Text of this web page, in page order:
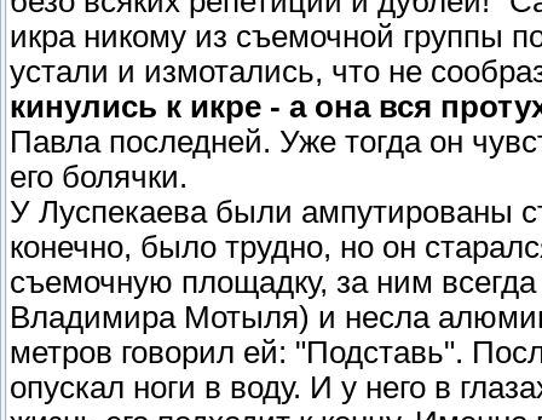
икра никому из съемочной группы
устали и измотались, что не
кинулись к икре - а она вся
Павла последней. Уже тогда он
его болячки.
У Луспекаева были ампутированы
конечно, было трудно, но он
съемочную площадку, за ним
Владимира Мотыля) и несла
метров говорил ей: "Подставь".
опускал ноги в воду. И у него в